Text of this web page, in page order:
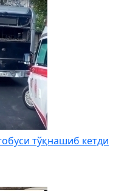
тўқнашиб кетди